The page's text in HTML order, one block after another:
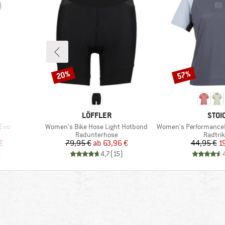
Preis
MARKE
LÖFFLER
Artikel
Women's Bike Hose Light Hotbond
Produktgruppe
Radunterhose
Preis
79,95 € reduzierter Preis
ab 63,96 €
4,7(15)
Rabatt
20%
Artikel
Women's PerformanceMerino
44,95 €
Rabatt
57%